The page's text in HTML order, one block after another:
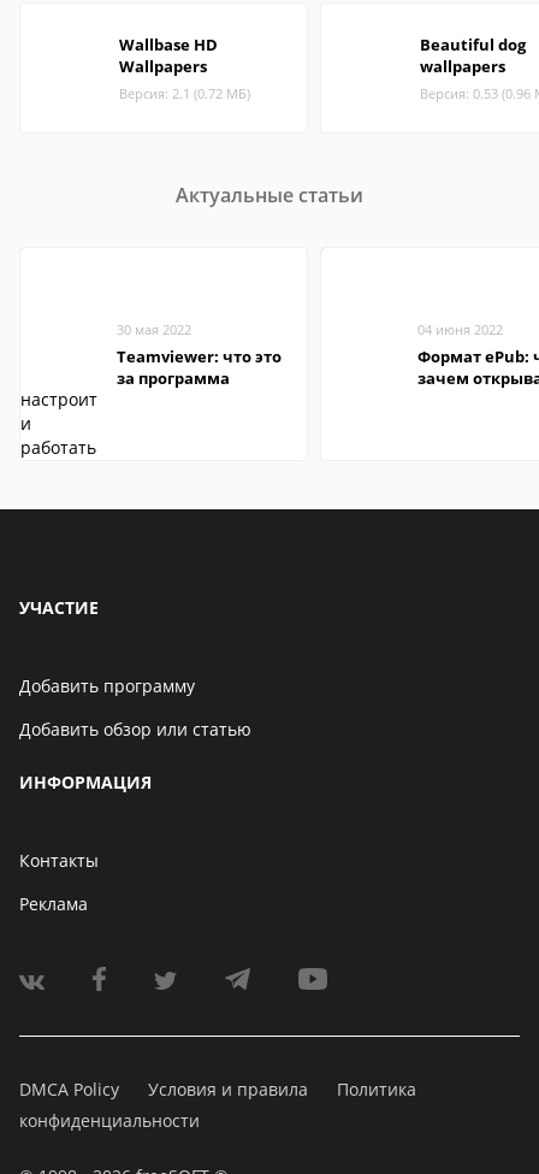
Wallbase HD
Wallpapers
Версия: 2.1 (0.72 МБ)
Beautiful dog
wallpapers
Версия: 0.53 (0.96
Актуальные статьи
30 мая 2022
Teamviewer: что это
за программа
04 июня 2022
Формат ePub:
зачем
УЧАСТИЕ
Добавить программу
Добавить обзор или статью
ИНФОРМАЦИЯ
Контакты
Реклама
DMCA Policy Условия и правила
Политика
конфиденциальности